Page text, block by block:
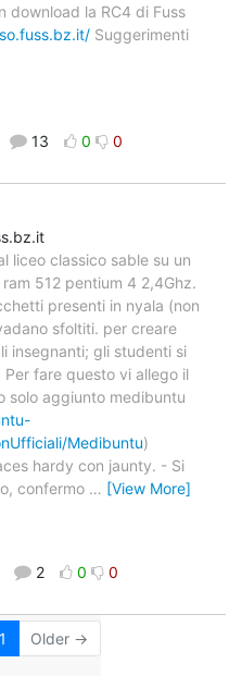
download la RC4 di Fuss
Suggerimenti
13 0 0
liceo classico sable su un
512 pentium 4 2,4Ghz.
presenti in nyala (non
sfoltiti. per creare
insegnanti; gli studenti si
fare questo vi allego il
solo aggiunto medibuntu
Medibuntu)
hardy con jaunty. - Si
confermo … [View More]
2 0 0
1 Older →